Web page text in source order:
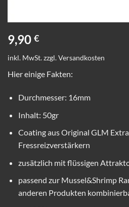
9,90 €
inkl. MwSt.zzgl.Versandkosten
Hier einige Fakten:
Durchmesser: 16mm
Inhalt: 50gr
Coating aus Original GLM
Fressreizverstärkern
zusätzlich mit flüssigen
passend zur Mussel&Shrimp
anderen Produkten